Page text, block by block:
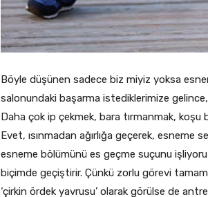
Böyle düşünen sadece biz miyiz yoksa
salonundaki başarma istediklerimize
Daha çok ip çekmek, bara tırmanmak,
Evet, ısınmadan ağırlığa geçerek, esneme
esneme bölümünü es geçme suçunu
biçimde geçiştirir. Çünkü zorlu görevi
‘çirkin ördek yavrusu’ olarak görülse de